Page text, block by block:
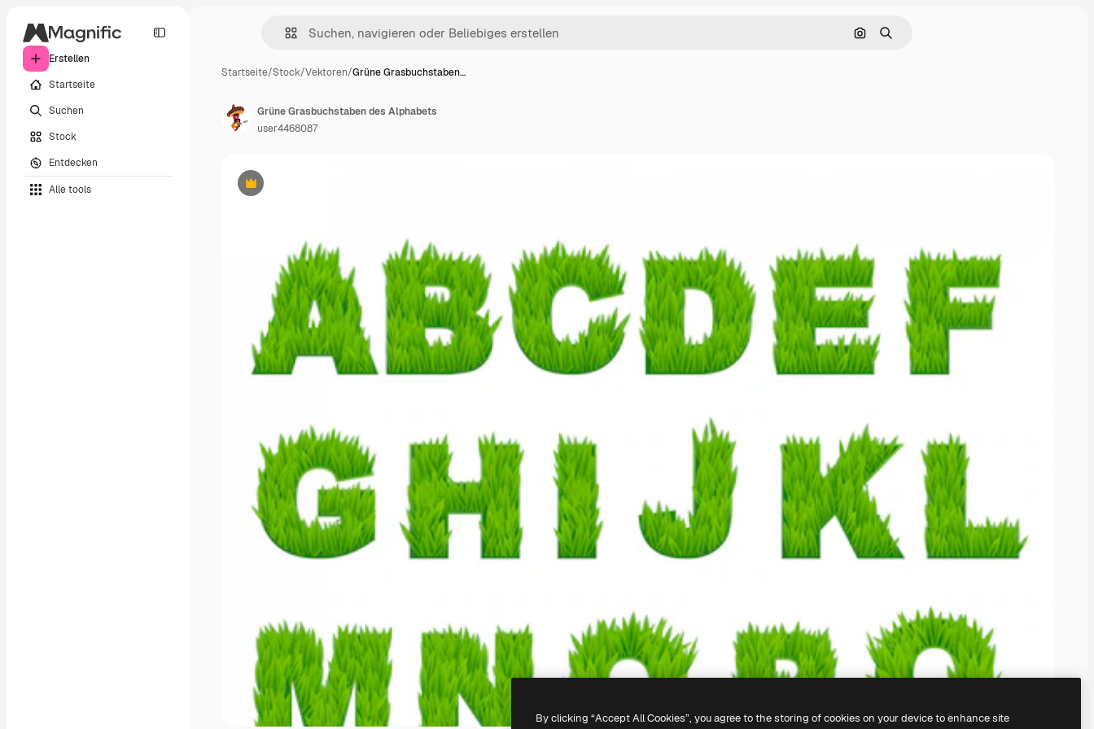
Erstellen
Startseite
Suchen
Stock
Entdecken
Alle tools
Nach Bild suchen
Suchen
Startseite/Stock/Vektoren/Grüne Grasbuchstaben…
Premium
Grüne Grasbuchstaben des Alphabets
user4468087
By clicking “Accept All Cookies”, you agree to the storing of cookies on your device to enhance site